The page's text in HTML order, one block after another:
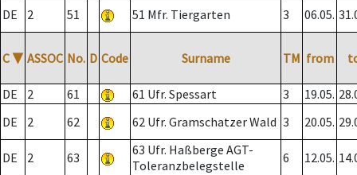
DE
2 51 51 Mfr. Tiergarten 3 06.05.
C ▼ ASSOC No. D Code Surname TM from
DE 2 61 61 Ufr. Spessart 3 19.05.
DE
2 62 62 Ufr. Gramschatzer Wald 3 20.05.
DE 2 63
63 Ufr. Haßberge AGT-
Toleranzbelegstelle
6 12.05.